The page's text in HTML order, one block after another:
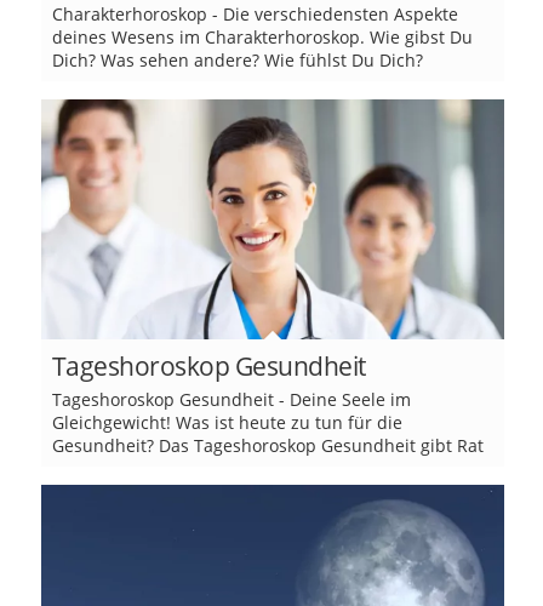
Charakterhoroskop - Die verschiedensten Aspekte
deines Wesens im Charakterhoroskop. Wie gibst Du
Dich? Was sehen andere? Wie fühlst Du Dich?
Tageshoroskop Gesundheit
Tageshoroskop Gesundheit - Deine Seele im
Gleichgewicht! Was ist heute zu tun für die
Gesundheit? Das Tageshoroskop Gesundheit gibt Rat